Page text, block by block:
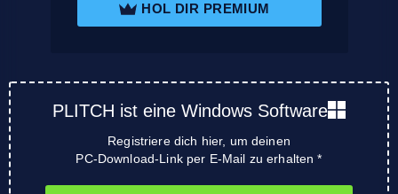
HOL DIR PREMIUM
PLITCH ist eine Windows Software
Registriere dich hier, um deinen
PC-Download-Link per E-Mail zu erhalten *